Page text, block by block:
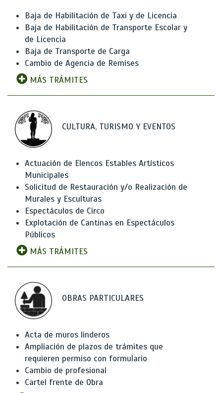
Baja de Habilitación de Taxi y de Licencia
Baja de Habilitación de Transporte Escolar y
de Licencia
Baja de Transporte de Carga
Cambio de Agencia de Remises
MÁS TRÁMITES
CULTURA, TURISMO Y EVENTOS
Actuación de Elencos Estables Artísticos
Municipales
Solicitud de Restauración y/o Realización de
Murales y Esculturas
Espectáculos de Circo
Explotación de Cantinas en Espectáculos
Públicos
MÁS TRÁMITES
OBRAS PARTICULARES
Acta de muros linderos
Ampliación de plazos de trámites que
requieren permiso con formulario
Cambio de profesional
Cartel frente de Obra